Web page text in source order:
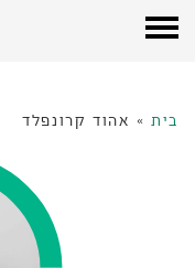
בית » אהוד קרונפלד